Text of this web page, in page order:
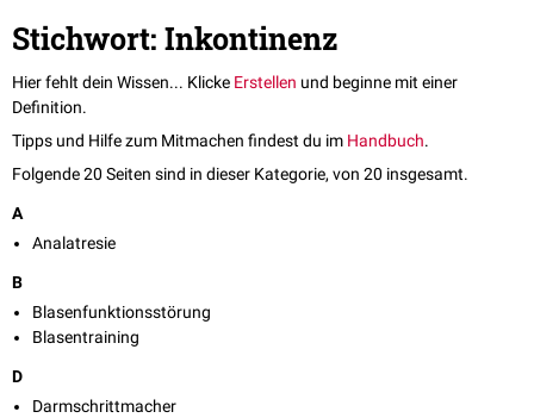
Stichwort: Inkontinenz
Hier fehlt dein Wissen... Klicke Erstellen und beginne mit einer
Definition.
Tipps und Hilfe zum Mitmachen findest du im Handbuch.
Folgende 20 Seiten sind in dieser Kategorie, von 20 insgesamt.
A
Analatresie
B
Blasenfunktionsstörung
Blasentraining
D
Darmschrittmacher